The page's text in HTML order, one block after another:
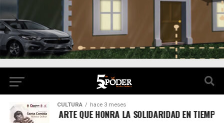
CULTURA hace 3 meses
COMIDA”, ARTE QUE HONRA LA SOLIDARIDAD EN